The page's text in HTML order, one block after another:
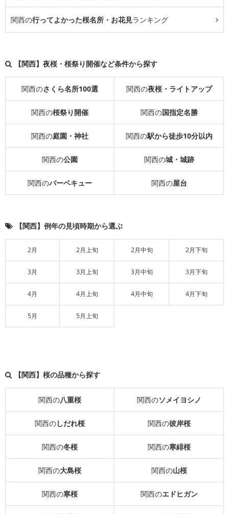
関西の行ってよかった桜名所・お花見ランキング
【関西】夜桜・桜祭り開催など条件から探す
関西のさくら名所100選 関西の夜桜・ライトアップ
関西の桜祭り開催 関西の国指定名勝
関西の庭園・神社 関西の駅から徒歩10分以内
関西の公園 関西の城・城跡
関西のバーベキュー 関西の屋台
【関西】例年の見頃時期から選ぶ
2月 2月上旬 2月中旬 2月下旬
3月 3月上旬 3月中旬 3月下旬
4月 4月上旬 4月中旬 4月下旬
5月 5月上旬
【関西】桜の品種から探す
関西の八重桜 関西のソメイヨシノ
関西のしだれ桜 関西の彼岸桜
関西の冬桜 関西の寒緋桜
関西の大島桜 関西の山桜
関西の寒桜 関西のエドヒガン